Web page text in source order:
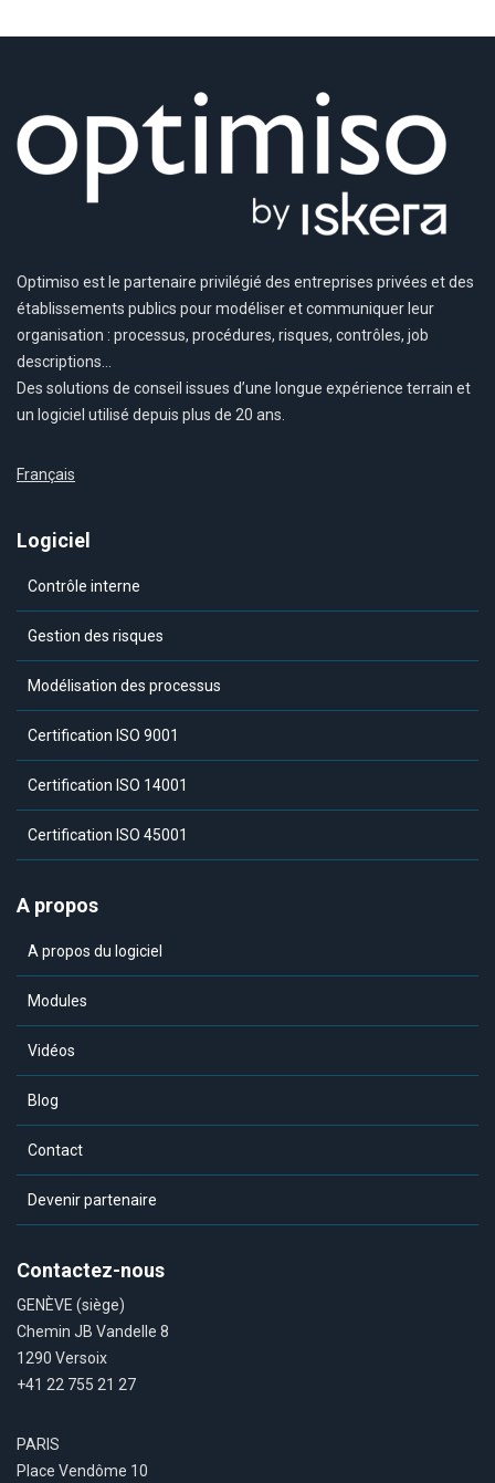
Optimiso est le partenaire privilégié des entreprises privées et des
établissements publics pour modéliser et communiquer leur
organisation : processus, procédures, risques, contrôles, job
descriptions…
Des solutions de conseil issues d’une longue expérience terrain et
un logiciel utilisé depuis plus de 20 ans.
Français
Logiciel
Contrôle interne
Gestion des risques
Modélisation des processus
Certification ISO 9001
Certification ISO 14001
Certification ISO 45001
A propos
A propos du logiciel
Modules
Vidéos
Blog
Contact
Devenir partenaire
Contactez-nous
GENÈVE (siège)
Chemin JB Vandelle 8
1290 Versoix
+41 22 755 21 27
PARIS
Place Vendôme 10